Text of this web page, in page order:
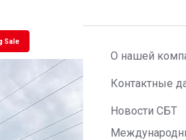
О нашей
Контактные
Новости СБТ